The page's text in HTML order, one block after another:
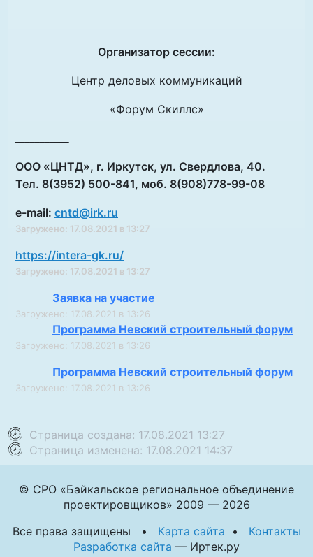
Организатор сессии:
Центр деловых коммуникаций
«Форум Скиллс»
ООО «ЦНТД», г. Иркутск, ул. Свердлова, 40.
Тел. 8(3952) 500-841, моб. 8(908)778-99-08
e-mail: cntd@irk.ru
Загружено: 17.08.2021 в 13:27
https://intera-gk.ru/
Загружено: 17.08.2021 в 13:27
Заявка на участие
Загружено: 17.08.2021 в 13:26
Программа Невский строительный форум
Загружено: 17.08.2021 в 13:26
Программа Невский строительный форум
Загружено: 17.08.2021 в 13:26
Страница создана: 17.08.2021 13:27
Страница изменена: 17.08.2021 14:37
© СРО «Байкальское региональное объединение
проектировщиков» 2009 — 2026
Все права защищены • Карта сайта • Контакты
Разработка сайта — Иртек.ру